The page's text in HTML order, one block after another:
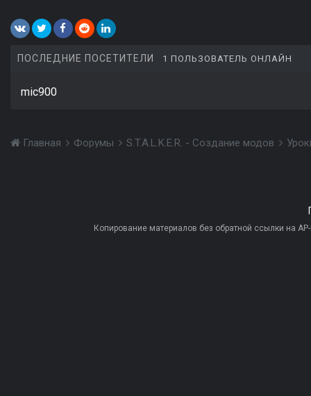
ПОСЛЕДНИЕ ПОСЕТИТЕЛИ 1 ПОЛЬЗОВАТЕЛЬ ОНЛАЙН
mic900
Главная Форумы S.T.A.L.K.E.R. - Создание модов
Копирование материалов без обратной ссылки на